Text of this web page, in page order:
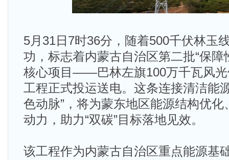
5月31日7时36分，随着500千伏林玉
功，标志着内蒙古自治区第二批“保障
核心项目——巴林左旗100万千瓦风光
工程正式投运送电。这条连接清洁能
色动脉”，将为蒙东地区能源结构优
动力，助力“双碳”目标落地见效。
该工程作为内蒙古自治区重点能源基